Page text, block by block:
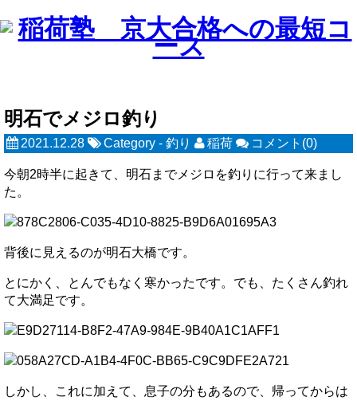
明石でメジロ釣り
2021.12.28 Category - 釣り 稲荷 コメント(0)
今朝2時半に起きて、明石までメジロを釣りに行って来まし
た。
背後に見えるのが明石大橋です。
とにかく、とんでもなく寒かったです。でも、たくさん釣れ
て大満足です。
しかし、これに加えて、息子の分もあるので、帰ってからは